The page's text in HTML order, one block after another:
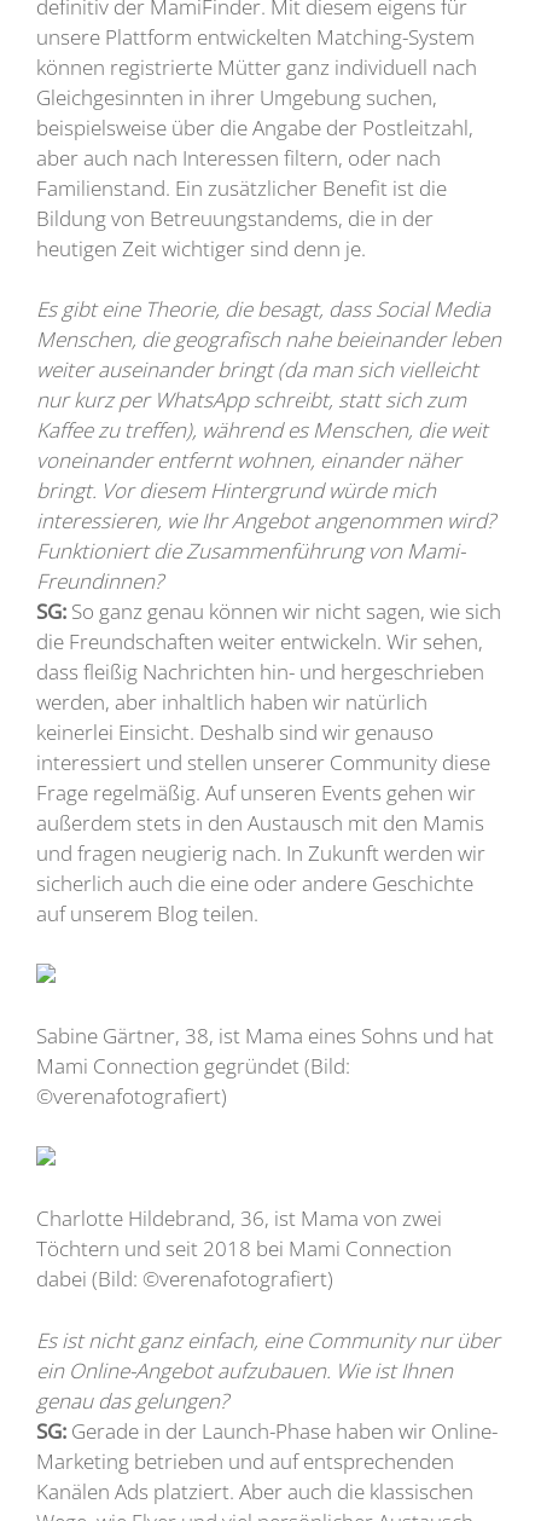
definitiv der MamiFinder. Mit diesem eigens für
unsere Plattform entwickelten Matching-System
können registrierte Mütter ganz individuell nach
Gleichgesinnten in ihrer Umgebung suchen,
beispielsweise über die Angabe der Postleitzahl,
aber auch nach Interessen filtern, oder nach
Familienstand. Ein zusätzlicher Benefit ist die
Bildung von Betreuungstandems, die in der
heutigen Zeit wichtiger sind denn je.
Es gibt eine Theorie, die besagt, dass Social Media
Menschen, die geografisch nahe beieinander leben
weiter auseinander bringt (da man sich vielleicht
nur kurz per WhatsApp schreibt, statt sich zum
Kaffee zu treffen), während es Menschen, die weit
voneinander entfernt wohnen, einander näher
bringt. Vor diesem Hintergrund würde mich
interessieren, wie Ihr Angebot angenommen wird?
Funktioniert die Zusammenführung von Mami-
Freundinnen?
SG: So ganz genau können wir nicht sagen, wie sich
die Freundschaften weiter entwickeln. Wir sehen,
dass fleißig Nachrichten hin- und hergeschrieben
werden, aber inhaltlich haben wir natürlich
keinerlei Einsicht. Deshalb sind wir genauso
interessiert und stellen unserer Community diese
Frage regelmäßig. Auf unseren Events gehen wir
außerdem stets in den Austausch mit den Mamis
und fragen neugierig nach. In Zukunft werden wir
sicherlich auch die eine oder andere Geschichte
auf unserem Blog teilen.
Sabine Gärtner, 38, ist Mama eines Sohns und hat
Mami Connection gegründet (Bild:
©verenafotografiert)
Charlotte Hildebrand, 36, ist Mama von zwei
Töchtern und seit 2018 bei Mami Connection
dabei (Bild: ©verenafotografiert)
Es ist nicht ganz einfach, eine Community nur über
ein Online-Angebot aufzubauen. Wie ist Ihnen
genau das gelungen?
SG: Gerade in der Launch-Phase haben wir Online-
Marketing betrieben und auf entsprechenden
Kanälen Ads platziert. Aber auch die klassischen